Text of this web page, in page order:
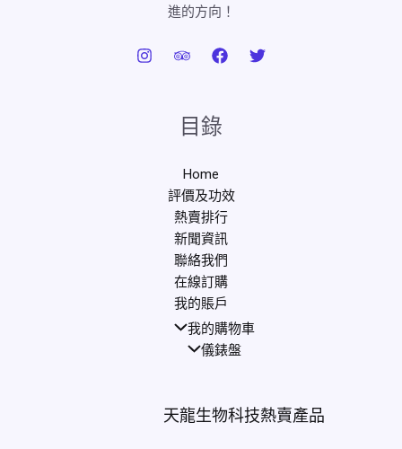
進的方向！
目錄
Home
評價及功效
熱賣排行
新聞資訊
聯絡我們
在線訂購
我的賬戶
我的購物車
儀錶盤
天龍生物科技熱賣產品